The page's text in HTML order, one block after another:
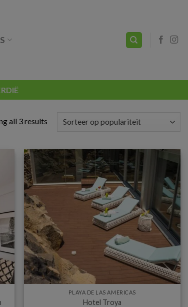
all 3 results
PLAYA DE LAS AMERICAS
Hotel Troya